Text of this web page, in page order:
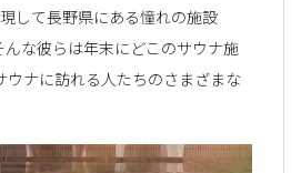
して長野県にある憧れの施設
んな彼らは年末にどこのサウナ施
ウナに訪れる人たちのさまざまな